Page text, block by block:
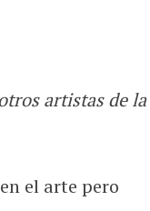
artistas de la
el arte pero